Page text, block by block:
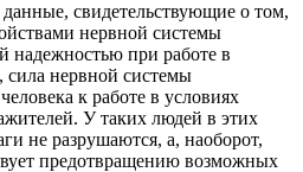
свидетельствующие о том,
нервной системы
надежностью при работе в
сила нервной системы
к работе в условиях
У таких людей в этих
не разрушаются, а, наоборот,
предотвращению возможных